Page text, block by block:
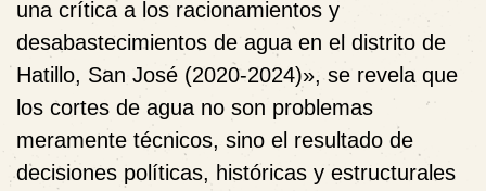
una crítica a los racionamientos y
desabastecimientos de agua en el distrito de
Hatillo, San José (2020-2024)», se revela que
los cortes de agua no son problemas
meramente técnicos, sino el resultado de
decisiones políticas, históricas y estructurales